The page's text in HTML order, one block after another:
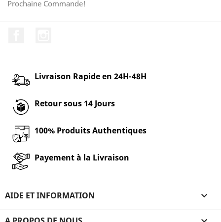
Prochaine Commande!
Livraison Rapide en 24H-48H
Retour sous 14 Jours
100% Produits Authentiques
Payement à la Livraison
AIDE ET INFORMATION 